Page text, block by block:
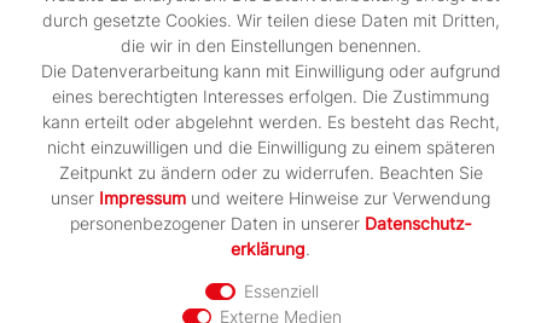
FOLGT UNS AUF
UNSER PARTNERSHOP
durch gesetzte Cookies. Wir teilen diese Daten mit Dritten,
die wir in den Einstellungen benennen.
Die Datenverarbeitung kann mit Einwilligung oder aufgrund
eines berechtigten Interesses erfolgen. Die Zustimmung
kann erteilt oder abgelehnt werden. Es besteht das Recht,
nicht einzuwilligen und die Einwilligung zu einem späteren
Zeitpunkt zu ändern oder zu widerrufen. Beachten Sie
unser Impressum und weitere Hinweise zur Verwendung
personenbezogener Daten in unserer Daten­schutz­
erklärung.
Essenziell
Externe Medien